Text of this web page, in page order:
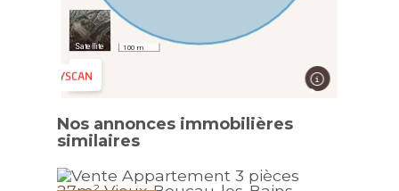
Nos annonces immobilières
similaires